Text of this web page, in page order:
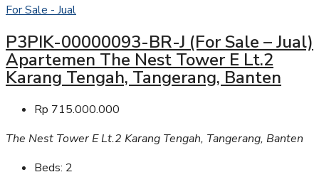
For Sale - Jual
P3PIK-00000093-BR-J (For Sale – Jual)
Apartemen The Nest Tower E Lt.2
Karang Tengah, Tangerang, Banten
Rp 715.000.000
The Nest Tower E Lt.2 Karang Tengah, Tangerang, Banten
Beds: 2